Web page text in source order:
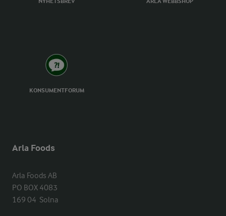
KONSUMENTFORUM
Arla Foods
Arla Foods AB
PO BOX 4083
169 04  Solna